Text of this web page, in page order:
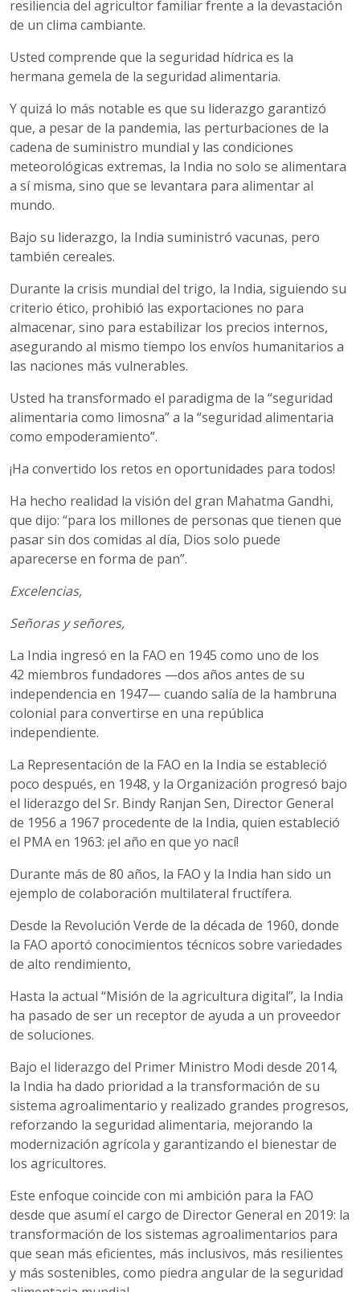
resiliencia del agricultor familiar frente a la devastación
de un clima cambiante.
Usted comprende que la seguridad hídrica es la
hermana gemela de la seguridad alimentaria.
Y quizá lo más notable es que su liderazgo garantizó
que, a pesar de la pandemia, las perturbaciones de la
cadena de suministro mundial y las condiciones
meteorológicas extremas, la India no solo se alimentara
a sí misma, sino que se levantara para alimentar al
mundo.
Bajo su liderazgo, la India suministró vacunas, pero
también cereales.
Durante la crisis mundial del trigo, la India, siguiendo su
criterio ético, prohibió las exportaciones no para
almacenar, sino para estabilizar los precios internos,
asegurando al mismo tiempo los envíos humanitarios a
las naciones más vulnerables.
Usted ha transformado el paradigma de la “seguridad
alimentaria como limosna” a la “seguridad alimentaria
como empoderamiento”.
¡Ha convertido los retos en oportunidades para todos!
Ha hecho realidad la visión del gran Mahatma Gandhi,
que dijo: “para los millones de personas que tienen que
pasar sin dos comidas al día, Dios solo puede
aparecerse en forma de pan”.
Excelencias,
Señoras y señores,
La India ingresó en la FAO en 1945 como uno de los
42 miembros fundadores —dos años antes de su
independencia en 1947— cuando salía de la hambruna
colonial para convertirse en una república
independiente.
La Representación de la FAO en la India se estableció
poco después, en 1948, y la Organización progresó bajo
el liderazgo del Sr. Bindy Ranjan Sen, Director General
de 1956 a 1967 procedente de la India, quien estableció
el PMA en 1963: ¡el año en que yo nací!
Durante más de 80 años, la FAO y la India han sido un
ejemplo de colaboración multilateral fructífera.
Desde la Revolución Verde de la década de 1960, donde
la FAO aportó conocimientos técnicos sobre variedades
de alto rendimiento,
Hasta la actual “Misión de la agricultura digital”, la India
ha pasado de ser un receptor de ayuda a un proveedor
de soluciones.
Bajo el liderazgo del Primer Ministro Modi desde 2014,
la India ha dado prioridad a la transformación de su
sistema agroalimentario y realizado grandes progresos,
reforzando la seguridad alimentaria, mejorando la
modernización agrícola y garantizando el bienestar de
los agricultores.
Este enfoque coincide con mi ambición para la FAO
desde que asumí el cargo de Director General en 2019: la
transformación de los sistemas agroalimentarios para
que sean más eficientes, más inclusivos, más resilientes
y más sostenibles, como piedra angular de la seguridad